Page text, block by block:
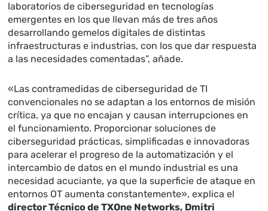
laboratorios de ciberseguridad en tecnologías
emergentes en los que llevan más de tres años
desarrollando gemelos digitales de distintas
infraestructuras e industrias, con los que dar respuesta
a las necesidades comentadas”, añade.
«Las contramedidas de ciberseguridad de TI
convencionales no se adaptan a los entornos de misión
crítica, ya que no encajan y causan interrupciones en
el funcionamiento. Proporcionar soluciones de
ciberseguridad prácticas, simplificadas e innovadoras
para acelerar el progreso de la automatización y el
intercambio de datos en el mundo industrial es una
necesidad acuciante, ya que la superficie de ataque en
entornos OT aumenta constantemente», explica el
director Técnico de TXOne Networks, Dmitri